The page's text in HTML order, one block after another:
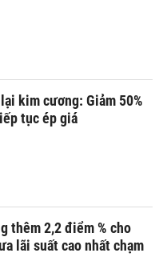
lại kim cương: Giảm 50%
tục ép giá
thêm 2,2 điểm % cho
lãi suất cao nhất chạm